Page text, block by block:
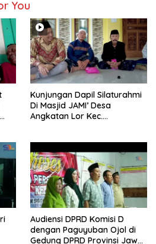
You
Kunjungan Dapil Silaturahmi
Di Masjid JAMI’ Desa
Angkatan Lor Kec.
Audiensi DPRD Komisi D
dengan Paguyuban Ojol di
Gedung DPRD Provinsi Jawa